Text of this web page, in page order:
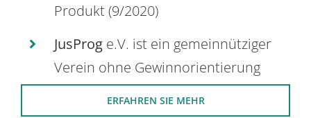
Produkt (9/2020)
JusProg e.V. ist ein gemeinnütziger
Verein ohne Gewinnorientierung
ERFAHREN SIE MEHR